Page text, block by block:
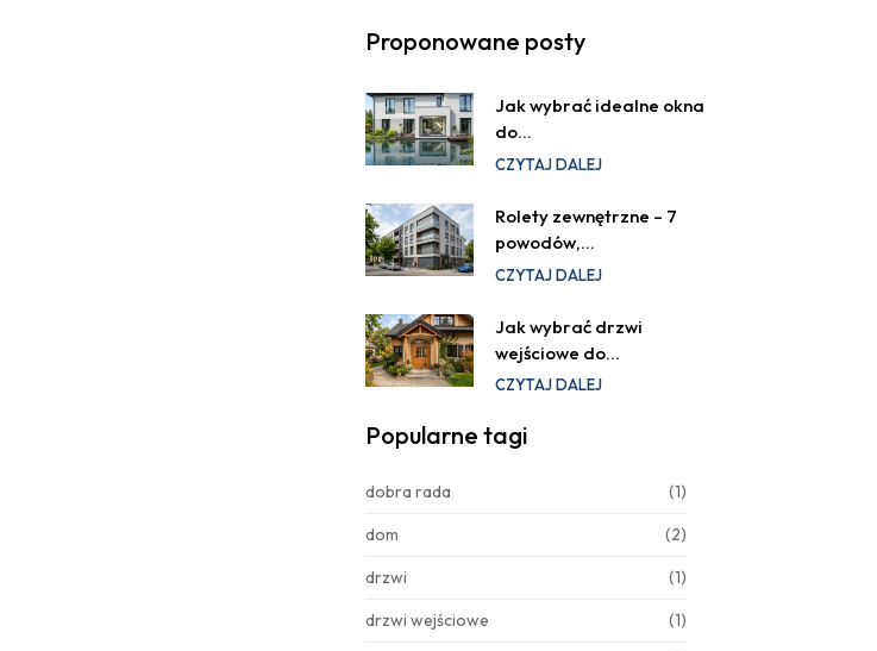
Proponowane posty
Jak wybrać idealne okna
do…
CZYTAJ DALEJ
Rolety zewnętrzne – 7
powodów,…
CZYTAJ DALEJ
Jak wybrać drzwi
wejściowe do…
CZYTAJ DALEJ
Popularne tagi
dobra rada
(1)
dom
(2)
drzwi
(1)
drzwi wejściowe
(1)